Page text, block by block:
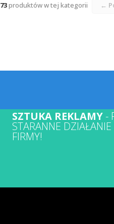
73produktów w tej kategorii ←
SZTUKA REKLAMY-
STARANNE DZIAŁANIE
FIRMY!